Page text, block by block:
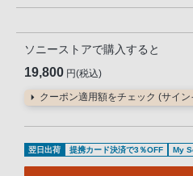
ソニーストアで購入すると
19,800 円(税込)
クーポン適用額をチェック (サイ
翌日出荷 提携カード決済で3％OFF My